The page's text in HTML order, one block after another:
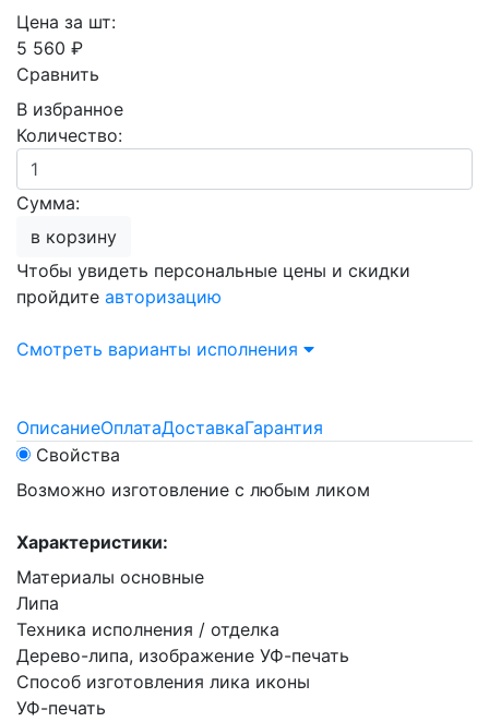
Цена за шт:
5 560 ₽
Сравнить
В избранное
Количество:
Сумма:
в корзину
Чтобы увидеть персональные цены и скидки
пройдите авторизацию
Смотреть варианты исполнения
ОписаниеОплатаДоставкаГарантия
Свойства
Возможно изготовление с любым ликом
Характеристики:
Материалы основные
Липа
Техника исполнения / отделка
Дерево-липа, изображение УФ-печать
Способ изготовления лика иконы
УФ-печать